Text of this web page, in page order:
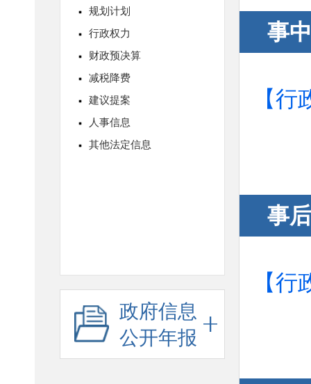
政府信息
公开年报
事
【
事
【